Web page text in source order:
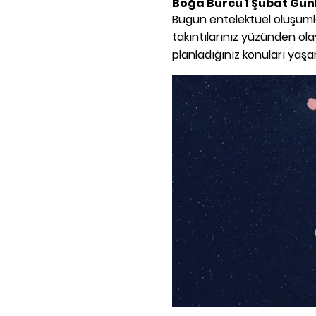
Boğa Burcu 1 Şubat
Bugün entelektüel
takıntılarınız yüzünden
planladığınız konuları